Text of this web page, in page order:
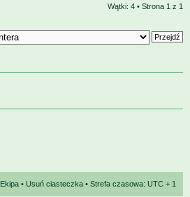
Wątki: 4 • Strona 1 z 1
Ekipa • Usuń ciasteczka • Strefa czasowa: UTC + 1